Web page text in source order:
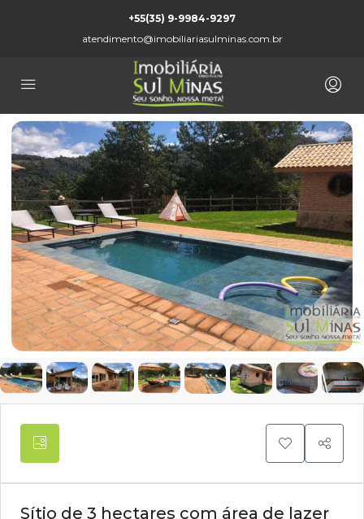
+55(35) 9-9984-9297
atendimento@imobiliariasulminas.com.br
Sítio de 3 hectares com área de lazer